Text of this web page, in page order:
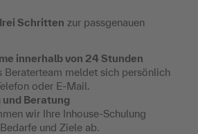
Schritten zur passgenauen
innerhalb von 24 Stunden
Beraterteam meldet sich persönlich
oder E-Mail.
Beratung
wir Ihre Inhouse-Schulung
und Ziele ab.